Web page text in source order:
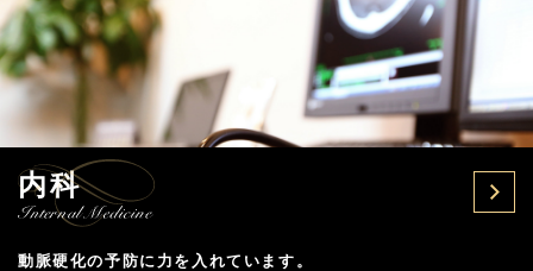
内科
動脈硬化の予防に力を入れています。